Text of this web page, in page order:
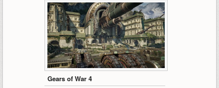
1:09
Gears of War 4